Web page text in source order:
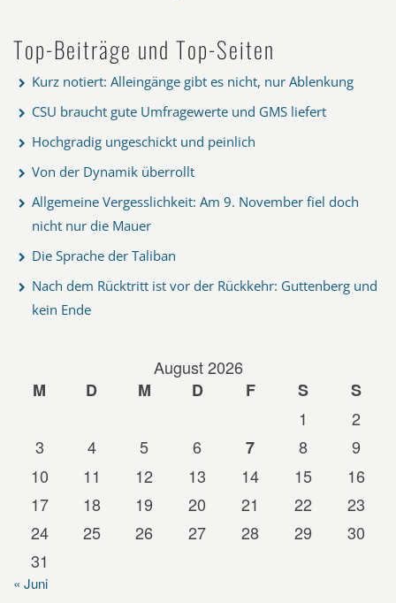
Top-Beiträge und Top-Seiten
Kurz notiert: Alleingänge gibt es nicht, nur Ablenkung
CSU braucht gute Umfragewerte und GMS liefert
Hochgradig ungeschickt und peinlich
Von der Dynamik überrollt
Allgemeine Vergesslichkeit: Am 9. November fiel doch
nicht nur die Mauer
Die Sprache der Taliban
Nach dem Rücktritt ist vor der Rückkehr: Guttenberg und
kein Ende
August 2026
M
D M D F S
S
1
2
3
4 5 6 7 8
9
10
11 12 13 14 15
16
17
18 19 20 21 22
23
24
25 26 27 28 29
30
31
« Juni